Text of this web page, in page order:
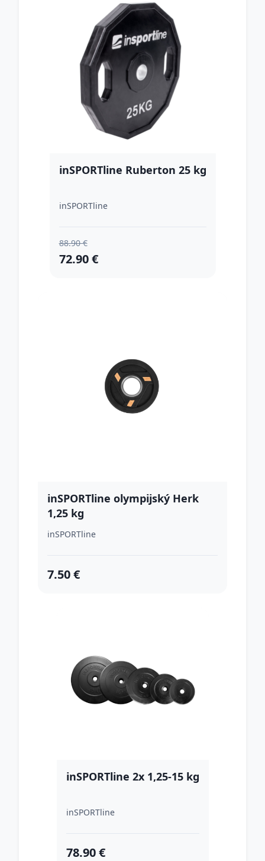
inSPORTline Ruberton 25 kg
inSPORTline
88.90 €
72.90 €
inSPORTline olympijský Herk
1,25 kg
inSPORTline
7.50 €
inSPORTline 2x 1,25-15 kg
inSPORTline
78.90 €